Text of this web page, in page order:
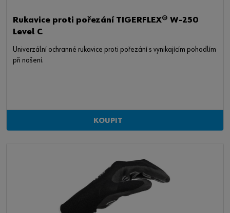
Rukavice proti pořezání TIGERFLEX® W-250
Level C
Univerzální ochranné rukavice proti pořezání s vynikajícím pohodlím
při nošení.
KOUPIT